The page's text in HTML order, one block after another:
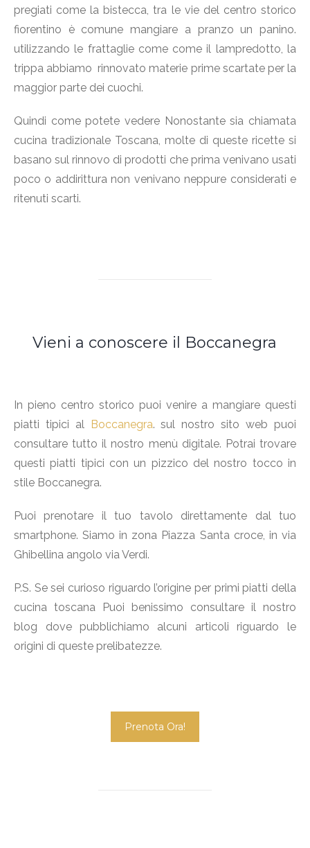
pregiati come la bistecca, tra le vie del centro storico
fiorentino è comune mangiare a pranzo un panino.
utilizzando le frattaglie come come il lampredotto, la
trippa abbiamo rinnovato materie prime scartate per la
maggior parte dei cuochi.
Quindi come potete vedere Nonostante sia chiamata
cucina tradizionale Toscana, molte di queste ricette si
basano sul rinnovo di prodotti che prima venivano usati
poco o addirittura non venivano neppure considerati e
ritenuti scarti.
Vieni a conoscere il Boccanegra
In pieno centro storico puoi venire a mangiare questi
piatti tipici al
Boccanegra. sul nostro sito web puoi
consultare tutto il nostro menù digitale. Potrai trovare
questi piatti tipici con un pizzico del nostro tocco in
stile Boccanegra.
Puoi prenotare il tuo tavolo direttamente dal tuo
smartphone. Siamo in zona Piazza Santa croce, in via
Ghibellina angolo via Verdi.
P.S. Se sei curioso riguardo l’origine per primi piatti della
cucina toscana Puoi benissimo consultare il nostro
blog dove pubblichiamo alcuni articoli riguardo le
origini di queste prelibatezze.
Prenota Ora!